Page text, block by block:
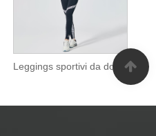
Leggings sportivi da donna stampati leopardati bianchi